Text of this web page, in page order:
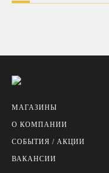
МАГАЗИНЫ
О КОМПАНИИ
СОБЫТИЯ / АКЦИИ
ВАКАНСИИ